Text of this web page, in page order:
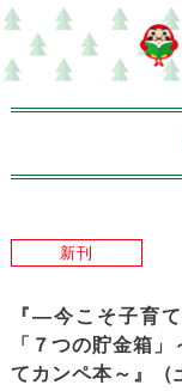
新刊
『―今こそ子育
「７つの貯金箱
てカンペ本～』（